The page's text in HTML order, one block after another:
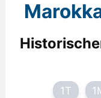
1T